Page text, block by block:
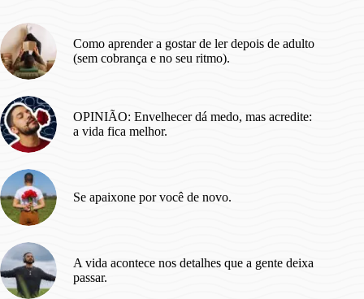
Como aprender a gostar de ler depois de adulto
(sem cobrança e no seu ritmo).
OPINIÃO: Envelhecer dá medo, mas acredite:
a vida fica melhor.
Se apaixone por você de novo.
A vida acontece nos detalhes que a gente deixa
passar.